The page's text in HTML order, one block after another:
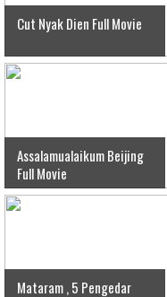
Cut Nyak Dien Full Movie
Assalamualaikum Beijing
Full Movie
Mataram , 5 Pengedar